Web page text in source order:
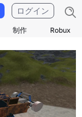
制作 Robux
ログイン